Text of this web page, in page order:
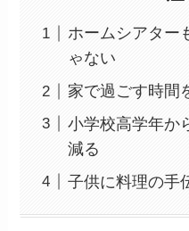
ホームシアター
ゃない
家で過ごす時間
小学校高学年か
減る
子供に料理の手